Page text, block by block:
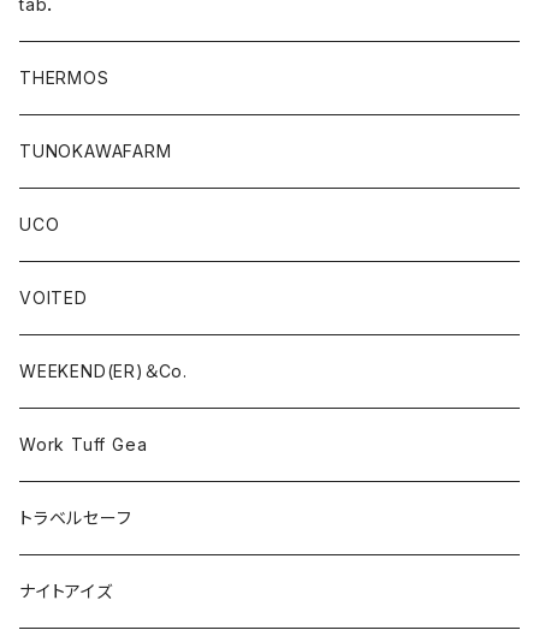
tab．
THERMOS
TUNOKAWAFARM
UCO
VOITED
WEEKEND(ER)＆Co.
Work Tuff Gea
トラベルセーフ
ナイトアイズ